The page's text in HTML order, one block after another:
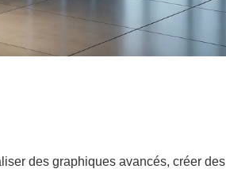
des graphiques avancés, créer des